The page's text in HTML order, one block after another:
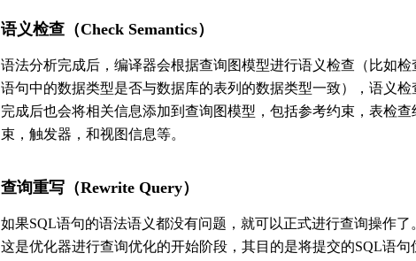
语义检查（Check Semantics）
语法分析完成后，编译器会根据查询图模型进行语义检查（比如检
语句中的数据类型是否与数据库的表列的数据类型一致），语义检
完成后也会将相关信息添加到查询图模型，包括参考约束，表检查
束，触发器，和视图信息等。
查询重写（Rewrite Query）
如果SQL语句的语法语义都没有问题，就可以正式进行查询操作了
这是优化器进行查询优化的开始阶段，其目的是将提交的SQL语句